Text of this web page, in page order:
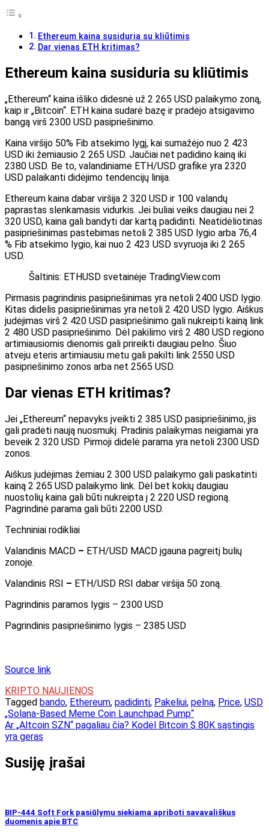
Ethereum kaina susiduria su kliūtimis
Dar vienas ETH kritimas?
Ethereum kaina susiduria su kliūtimis
„Ethereum“ kaina išliko didesnė už 2 265 USD palaikymo zoną,
kaip ir „Bitcoin“. ETH kaina sudarė bazę ir pradėjo atsigavimo
bangą virš 2300 USD pasipriešinimo.
Kaina viršijo 50% Fib atsekimo lygį, kai sumažėjo nuo 2 423
USD iki žemiausio 2 265 USD. Jaučiai net padidino kainą iki
2380 USD. Be to, valandiniame ETH/USD grafike yra 2320
USD palaikanti didėjimo tendencijų linija.
Ethereum kaina dabar viršija 2 320 USD ir 100 valandų
paprastas slenkamasis vidurkis. Jei buliai veiks daugiau nei 2
320 USD, kaina gali bandyti dar kartą padidinti. Neatidėliotinas
pasipriešinimas pastebimas netoli 2 385 USD lygio arba 76,4
% Fib atsekimo lygio, kai nuo 2 423 USD svyruoja iki 2 265
USD.
Šaltinis: ETHUSD svetainėje TradingView.com
Pirmasis pagrindinis pasipriešinimas yra netoli 2400 USD lygio.
Kitas didelis pasipriešinimas yra netoli 2 420 USD lygio. Aiškus
judėjimas virš 2 420 USD pasipriešinimo gali nukreipti kainą link
2 480 USD pasipriešinimo. Dėl pakilimo virš 2 480 USD regiono
artimiausiomis dienomis gali prireikti daugiau pelno. Šiuo
atveju eteris artimiausiu metu gali pakilti link 2550 USD
pasipriešinimo zonos arba net 2565 USD.
Dar vienas ETH kritimas?
Jei „Ethereum“ nepavyks įveikti 2 385 USD pasipriešinimo, jis
gali pradėti naują nuosmukį. Pradinis palaikymas neigiamai yra
beveik 2 320 USD. Pirmoji didelė parama yra netoli 2300 USD
zonos.
Aiškus judėjimas žemiau 2 300 USD palaikymo gali paskatinti
kainą 2 265 USD palaikymo link. Dėl bet kokių daugiau
nuostolių kaina gali būti nukreipta į 2 220 USD regioną.
Pagrindinė parama gali būti 2200 USD.
Techniniai rodikliai
Valandinis MACD – ETH/USD MACD įgauna pagreitį bulių
zonoje.
Valandinis RSI – ETH/USD RSI dabar viršija 50 zoną.
Pagrindinis paramos lygis – 2300 USD
Pagrindinis pasipriešinimo lygis – 2385 USD
Source link
KRIPTO NAUJIENOS
Tagged bando, Ethereum, padidinti, Pakeliui, pelną, Price, USD
Navigacija
tarp
„Solana-Based Meme Coin Launchpad Pump“
Ar „Altcoin SZN“ pagaliau čia? Kodėl Bitcoin $ 80K sąstingis
yra geras
Susiję įrašai
BIP-444 Soft Fork pasiūlymu siekiama apriboti savavališkus
duomenis apie BTC